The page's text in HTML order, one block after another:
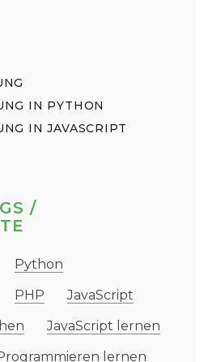
IN PYTHON
IN JAVASCRIPT
/
Python
PHP
JavaScript
JavaScript lernen
lernen